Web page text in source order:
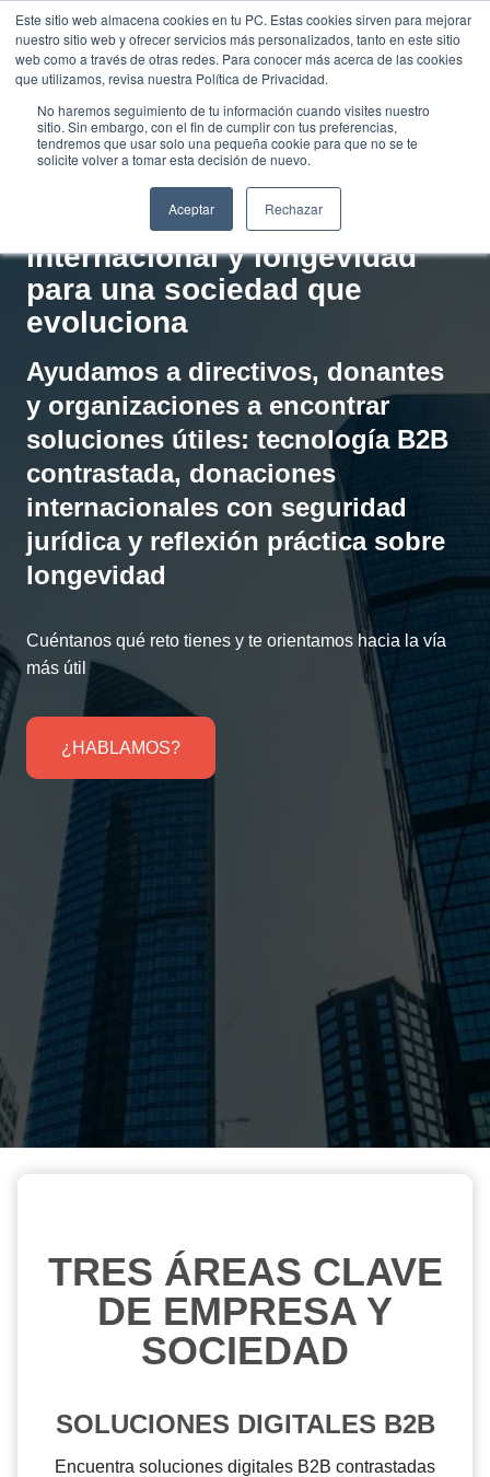
Este sitio web almacena cookies en tu PC. Estas cookies sirven para mejorar
nuestro sitio web y ofrecer servicios más personalizados, tanto en este sitio
web como a través de otras redes. Para conocer más acerca de las cookies
que utilizamos, revisa nuestra Política de Privacidad.
No haremos seguimiento de tu información cuando visites nuestro
sitio. Sin embargo, con el fin de cumplir con tus preferencias,
tendremos que usar solo una pequeña cookie para que no se te
solicite volver a tomar esta decisión de nuevo.
Aceptar Rechazar
Saltar
contenido
FUNDACIÓN EMPRESA Y SOCIEDAD
Soluciones B2B, filantropía
internacional y longevidad
para una sociedad que
evoluciona
Ayudamos a directivos, donantes
y organizaciones a encontrar
soluciones útiles: tecnología B2B
contrastada, donaciones
internacionales con seguridad
jurídica y reflexión práctica sobre
longevidad
Cuéntanos qué reto tienes y te orientamos hacia la vía
más útil
¿HABLAMOS?
TRES ÁREAS CLAVE
DE EMPRESA Y
SOCIEDAD
SOLUCIONES DIGITALES B2B
Encuentra soluciones digitales B2B contrastadas
Traducir »